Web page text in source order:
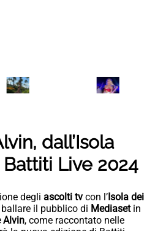
dall’Isola
Live 2024
degli ascolti tv con l’Isola dei
il pubblico di Mediaset in
Alvin, come raccontato nelle